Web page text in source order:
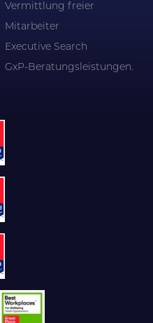
Vermittlung freier
Mitarbeiter
Executive Search
GxP-Beratungsleistungen.